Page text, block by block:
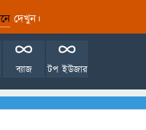
দেখুন।
টপ ইউজার
ব্যাজ